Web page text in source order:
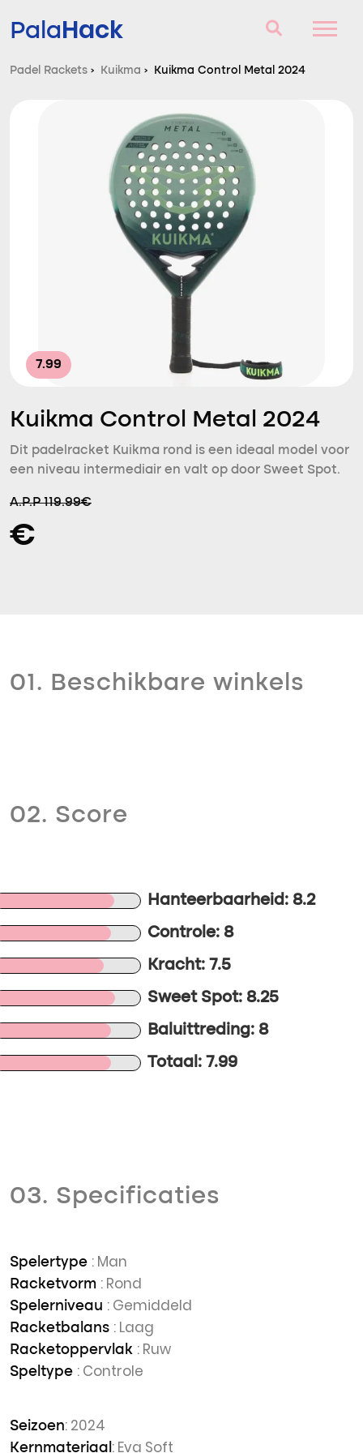
PalaHack
Vragen en antwoorden
Vergelijker
Padel Rackets › Kuikma › Kuikma Control Metal 2024
7.99
Kuikma Control Metal 2024
Dit padelracket Kuikma rond is een ideaal model voor
een niveau intermediair en valt op door Sweet Spot.
A.P.P 119.99€
€
01. Beschikbare winkels
02. Score
Hanteerbaarheid: 8.2
Controle: 8
Kracht: 7.5
Sweet Spot: 8.25
Baluittreding: 8
Totaal: 7.99
03. Specificaties
Spelertype : Man
Racketvorm : Rond
Spelerniveau : Gemiddeld
Racketbalans : Laag
Racketoppervlak : Ruw
Speltype : Controle
Seizoen: 2024
Kernmateriaal : Eva Soft